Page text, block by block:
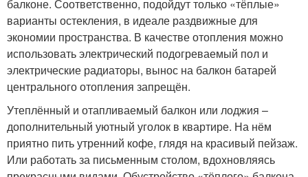
балконе. Соответственно, подойдут только «тёплые»
варианты остекления, в идеале раздвижные для
экономии пространства. В качестве отопления можно
использовать электрический подогреваемый пол и
электрические радиаторы, вынос на балкон батарей
центрального отопления запрещён.
Утеплённый и отапливаемый балкон или лоджия –
дополнительный уютный уголок в квартире. На нём
приятно пить утренний кофе, глядя на красивый пейзаж.
Или работать за письменным столом, вдохновляясь